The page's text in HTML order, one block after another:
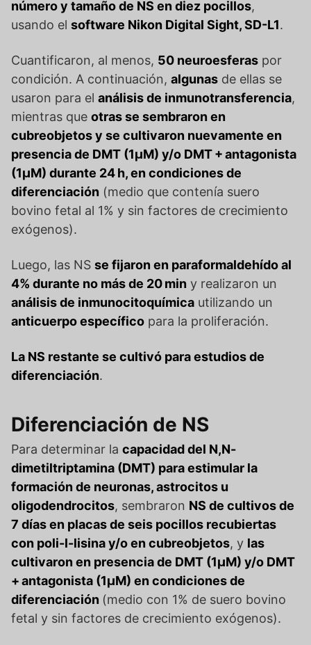
número y tamaño de NS en diez pocillos,
usando el software Nikon Digital Sight, SD-L1.
Cuantificaron, al menos, 50 neuroesferas por
condición. A continuación, algunas de ellas se
usaron para el análisis de inmunotransferencia,
mientras que otras se sembraron en
cubreobjetos y se cultivaron nuevamente en
presencia de DMT (1μM) y/o DMT + antagonista
(1μM) durante 24 h, en condiciones de
diferenciación (medio que contenía suero
bovino fetal al 1% y sin factores de crecimiento
exógenos).
Luego, las NS se fijaron en paraformaldehído al
4% durante no más de 20 min y realizaron un
análisis de inmunocitoquímica utilizando un
anticuerpo específico para la proliferación.
La NS restante se cultivó para estudios de
diferenciación.
Diferenciación de NS
Para determinar la capacidad del N,N-
dimetiltriptamina (DMT) para estimular la
formación de neuronas, astrocitos u
oligodendrocitos, sembraron NS de cultivos de
7 días en placas de seis pocillos recubiertas
con poli-l-lisina y/o en cubreobjetos, y las
cultivaron en presencia de DMT (1μM) y/o DMT
+ antagonista (1μM) en condiciones de
diferenciación (medio con 1% de suero bovino
fetal y sin factores de crecimiento exógenos).